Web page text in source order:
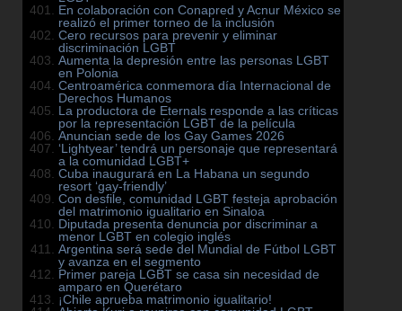
En colaboración con Conapred y Acnur México se
realizó el primer torneo de la inclusión
Cero recursos para prevenir y eliminar
discriminación LGBT
Aumenta la depresión entre las personas LGBT
en Polonia
Centroamérica conmemora día Internacional de
Derechos Humanos
La productora de Eternals responde a las críticas
por la representación LGBT de la película
Anuncian sede de los Gay Games 2026
‘Lightyear’ tendrá un personaje que representará
a la comunidad LGBT+
Cuba inaugurará en La Habana un segundo
resort ‘gay-friendly’
Con desfile, comunidad LGBT festeja aprobación
del matrimonio igualitario en Sinaloa
Diputada presenta denuncia por discriminar a
menor LGBT en colegio inglés
Argentina será sede del Mundial de Fútbol LGBT
y avanza en el segmento
Primer pareja LGBT se casa sin necesidad de
amparo en Querétaro
¡Chile aprueba matrimonio igualitario!